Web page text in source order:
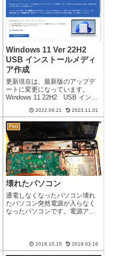
Windows 11 Ver 22H2
USB インストールメディ
ア作成
更新現在は、最新版のアップデ
ートに変更になっています。
Windows 11 22H2 USB インス
2022/09/21Windows 11 バージョ
ン 22H2 のアップデートが可能
になりました。通常のアップ
デ...
2022.09.21 2023.11.01
Post
壊れたパソコン
通電しなくなったパソコン壊れ
たパソコン突然電源が入らなく
なったパソコンです。電源アダ
を試みましたが、残念ながら治
りませんでした。かなり頑張っ
2018.10.15 2019.03.16